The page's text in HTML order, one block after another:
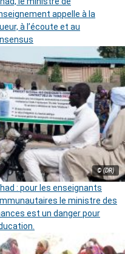
appelle à la
à l’écoute et au
© (DR)
: pour les enseignants
le ministre des
est un danger pour